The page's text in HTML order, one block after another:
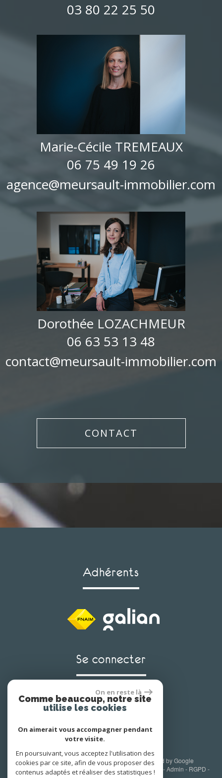
03 80 22 25 50
Marie-Cécile TREMEAUX
06 75 49 19 26
agence@meursault-immobilier.com
Dorothée LOZACHMEUR
06 63 53 13 48
contact@meursault-immobilier.com
CONTACT
adhérents
se connecter
Espace propriétaire
© 2026 | Tous droits réservés | Traduction powered by Google
Plan du site
Mentions légales Nos honoraires Liens -Admin - RGPD -
On en reste là
Comme beaucoup, notre site
utilise les cookies
On aimerait vous accompagner pendant
votre visite.
En poursuivant, vous acceptez l'utilisation des
cookies par ce site, afin de vous proposer des
contenus adaptés et réaliser des statistiques !